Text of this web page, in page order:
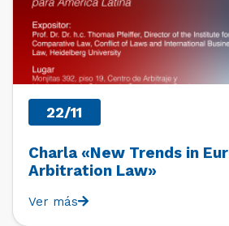
22/11
Charla «New Trends in
Arbitration Law»
Ver más